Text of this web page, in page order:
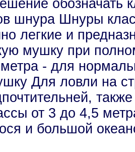
обозначать
шнура Шнуры
легкие и
мушку при
- для
Для ловли на
от 3 до 4,5
и большой